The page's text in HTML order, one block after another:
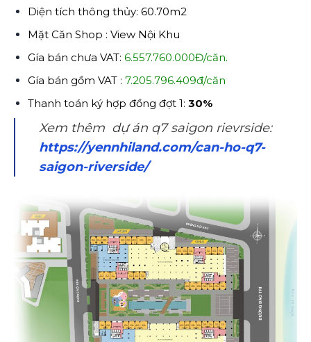
Diện tích thông thủy: 60.70m2
Mặt Căn Shop : View Nội Khu
Gía bán chưa VAT: 6.557.760.000Đ/căn.
Gía bán gồm VAT : 7.205.796.409đ/căn
Thanh toán ký hợp đồng đợt 1: 30%
Xem thêm dự án q7 saigon rievrside:
https://yennhiland.com/can-ho-q7-
saigon-riverside/